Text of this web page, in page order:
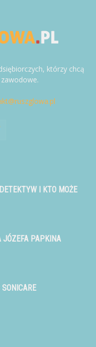
którzy chcą
I KTO MOŻE
JÓZEFA PAPKINA